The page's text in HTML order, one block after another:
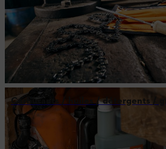
Carburants / huiles / détergents /